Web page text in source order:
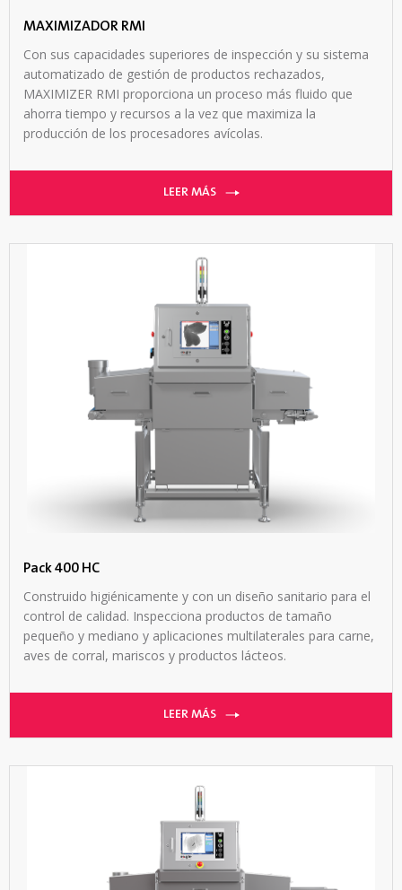
MAXIMIZADOR RMI
Con sus capacidades superiores de inspección y su sistema
automatizado de gestión de productos rechazados,
MAXIMIZER RMI proporciona un proceso más fluido que
ahorra tiempo y recursos a la vez que maximiza la
producción de los procesadores avícolas.
LEER MÁS
Pack 400 HC
Construido higiénicamente y con un diseño sanitario para el
control de calidad. Inspecciona productos de tamaño
pequeño y mediano y aplicaciones multilaterales para carne,
aves de corral, mariscos y productos lácteos.
LEER MÁS